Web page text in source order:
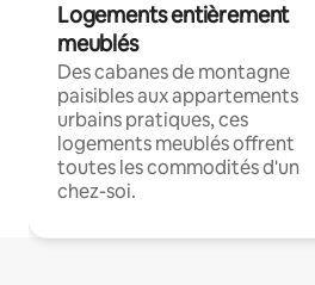
Logements entièrement
meublés
Des cabanes de montagne
paisibles aux appartements
urbains pratiques, ces
logements meublés offrent
toutes les commodités d'un
chez-soi.